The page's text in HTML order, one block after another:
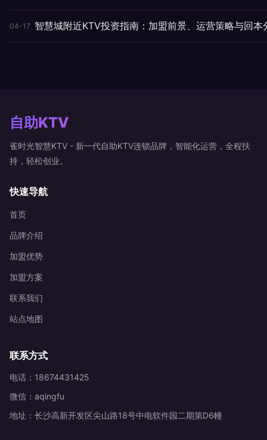
04-17 智慧城附近KTV投资指南：加盟前景、运营策略与回本
自助KTV
雀时光智慧KTV - 新一代自助KTV连锁品牌，智能化运营，全程扶
持，轻松创业。
快速导航
首页
品牌介绍
加盟优势
加盟方案
联系我们
站点地图
联系方式
电话：18674431425
微信：aqingfu
地址：长沙高新开发区尖山路18号中电软件园二期第D6幢